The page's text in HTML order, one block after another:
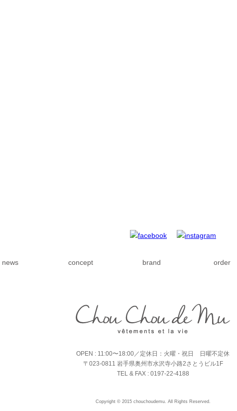
news concept brand order
OPEN : 11:00〜18:00／定休日：火曜・祝日 日曜不定休
〒023-0811 岩手県奥州市水沢寺小路2さとうビル1F
TEL & FAX : 0197-22-4188
Copyright © 2015 chouchoudemu. All Rights Reserved.